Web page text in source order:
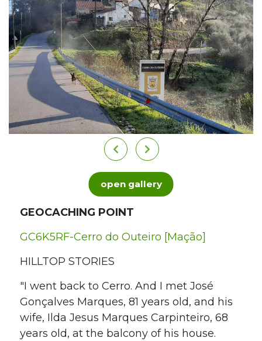
open gallery
GEOCACHING POINT
GC6K5RF-Cerro do Outeiro [Mação]
HILLTOP STORIES
"I went back to Cerro. And I met José
Gonçalves Marques, 81 years old, and his
wife, Ilda Jesus Marques Carpinteiro, 68
years old, at the balcony of his house.